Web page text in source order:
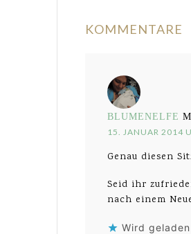
KOMMENTARE
BLUMENELFE
15. JANUAR 2014
Genau diesen
Seid ihr
nach einem
Wird